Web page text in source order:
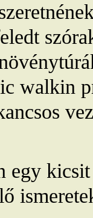
walkin
egy